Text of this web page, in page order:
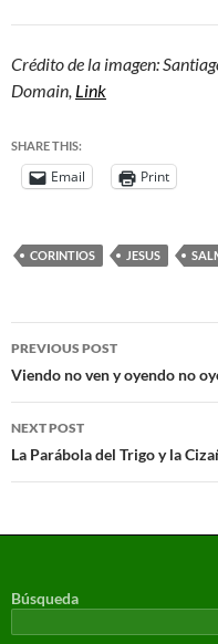
Crédito de la imagen:
Domain, Link
SHARE THIS:
Email Print
CORINTIOS JESUS
PREVIOUS POST
Viendo no ven y oyendo no
NEXT POST
La Parábola del Trigo y la
Búsqueda